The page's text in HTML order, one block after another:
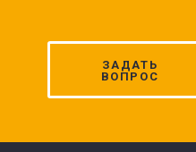
ЗАДАТЬ
ВОПРОС